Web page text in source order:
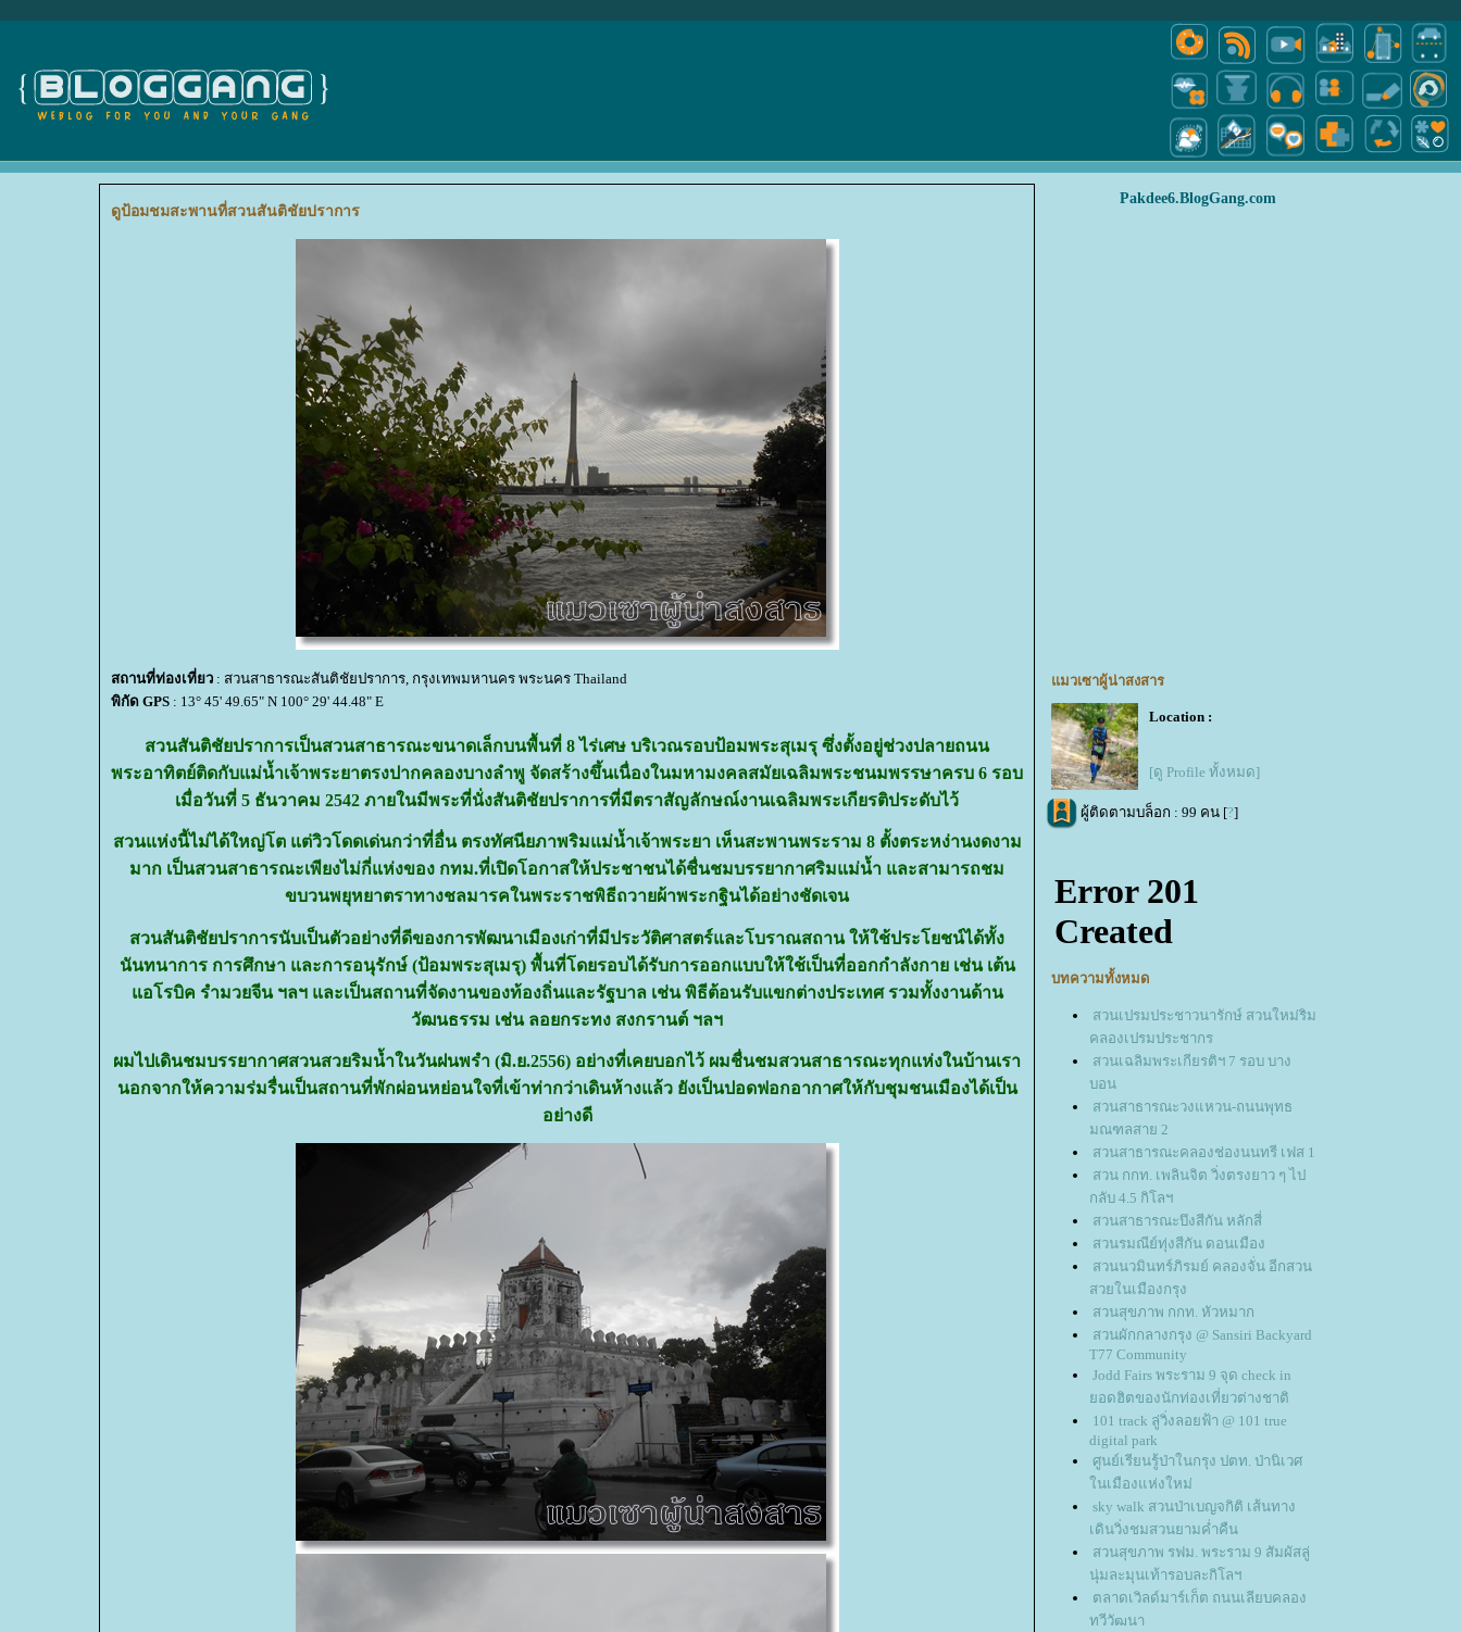
ดูป้อมชมสะพานที่สวนสันติชัยปราการ
สถานที่ท่องเที่ยว : สวนสาธารณะสันติชัยปราการ, กรุงเทพมหานคร พระนคร Thailand
พิกัด GPS : 13° 45' 49.65" N 100° 29' 44.48" E
สวนสันติชัยปราการเป็นสวนสาธารณะขนาดเล็กบนพื้นที่ 8 ไร่เศษ บริเวณรอบป้อมพระสุเมรุ ซึ่งตั้งอยู่ช่วงปลายถนน
พระอาทิตย์ติดกับแม่น้ำเจ้าพระยาตรงปากคลองบางลำพู จัดสร้างขึ้นเนื่องในมหามงคลสมัยเฉลิมพระชนมพรรษาครบ 6 รอบ
เมื่อวันที่ 5 ธันวาคม 2542 ภายในมีพระที่นั่งสันติชัยปราการที่มีตราสัญลักษณ์งานเฉลิมพระเกียรติประดับไว้
สวนแห่งนี้ไม่ได้ใหญ่โต แต่วิวโดดเด่นกว่าที่อื่น ตรงทัศนียภาพริมแม่น้ำเจ้าพระยา เห็นสะพานพระราม 8 ตั้งตระหง่านงดงาม
มาก เป็นสวนสาธารณะเพียงไม่กี่แห่งของ กทม.ที่เปิดโอกาสให้ประชาชนได้ชื่นชมบรรยากาศริมแม่น้ำ และสามารถชม
ขบวนพยุหยาตราทางชลมารคในพระราชพิธีถวายผ้าพระกฐินได้อย่างชัดเจน
สวนสันติชัยปราการนับเป็นตัวอย่างที่ดีของการพัฒนาเมืองเก่าที่มีประวัติศาสตร์และโบราณสถาน ให้ใช้ประโยชน์ได้ทั้ง
นันทนาการ การศึกษา และการอนุรักษ์ (ป้อมพระสุเมรุ) พื้นที่โดยรอบได้รับการออกแบบให้ใช้เป็นที่ออกกำลังกาย เช่น เต้น
อโรบิค รำมวยจีน ฯลฯ และเป็นสถานที่จัดงานของท้องถิ่นและรัฐบาล เช่น พิธีต้อนรับแขกต่างประเทศ รวมทั้งงานด้าน
วัฒนธรรม เช่น ลอยกระทง สงกรานต์ ฯลฯ
ผมไปเดินชมบรรยากาศสวนสวยริมน้ำในวันฝนพรำ (มิ.ย.2556) อย่างที่เคยบอกไว้ ผมชื่นชมสวนสาธารณะทุกแห่งในบ้านเรา
นอกจากให้ความร่มรื่นเป็นสถานที่พักผ่อนหย่อนใจที่เข้าท่ากว่าเดินห้างแล้ว ยังเป็นปอดฟอกอากาศให้กับชุมชนเมืองได้เป็น
อย่างดี
Pakdee6.BlogGang.com
มวเซาผู้น่าสงสาร
Location :
[ดู Profile ทั้งหมด]
ผู้ติดตามบล็อก : 99 คน [?]
บทความทั้งหมด
สวนเปรมประชาวนารักษ์ สวนใหม่ริม
คลองเปรมประชากร
สวนเฉลิมพระเกียรติฯ 7 รอบ บาง
บอน
สวนสาธารณะวงแหวน-ถนนพุทธ
มณฑลสาย 2
สวนสาธารณะคลองช่องนนทรี เฟส 1
สวน กกท. เพลินจิต วิ่งตรงยาว ๆ ไป
กลับ 4.5 กิโลฯ
สวนสาธารณะบึงสีกัน หลักสี่
สวนรมณีย์ทุ่งสีกัน ดอนเมือง
สวนนวมินทร์ภิรมย์ คลองจั่น อีกสวน
สวยในเมืองกรุง
สวนสุขภาพ กกท. หัวหมาก
สวนผักกลางกรุง @ Sansiri Backyard
T77 Community
Jodd Fairs พระราม 9 จุด check in
อดฮิตของนักท่องเที่ยวต่างชาติ
101 track ลู่วิ่งลอยฟ้า @ 101 true
digital park
ศูนย์เรียนรู้ป่าในกรุง ปตท. ป่านิเวศ
นเมืองแห่งใหม่
sky walk สวนป่าเบญจกิติ เส้นทาง
เดินวิ่งชมสวนยามค่ำคืน
สวนสุขภาพ รฟม. พระราม 9 สัมผัสลู่
นุ่มละมุนเท้ารอบละกิโลฯ
ตลาดเวิลด์มาร์เก็ต ถนนเลียบคลอง
ทวีวัฒนา